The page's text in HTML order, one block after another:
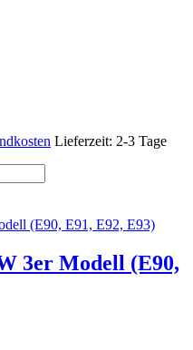
Lieferzeit: 2-3 Tage
3er Modell (E90,